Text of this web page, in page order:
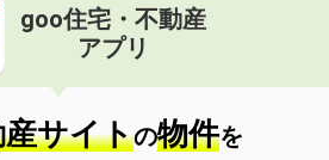
goo住宅・不動産
アプリ
サイトの物件を